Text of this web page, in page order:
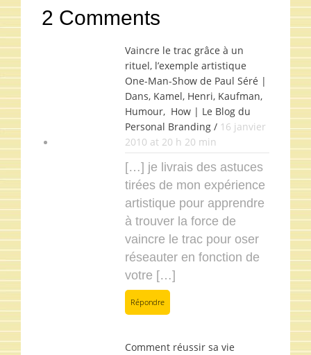
2 Comments
Vaincre le trac grâce à un
rituel, l’exemple artistique
One-Man-Show de Paul Séré |
Dans, Kamel, Henri, Kaufman,
Humour, How | Le Blog du
Personal Branding / 16 janvier
2010 at 20 h 20 min
[…] je livrais des astuces
tirées de mon expérience
artistique pour apprendre
à trouver la force de
vaincre le trac pour oser
réseauter en fonction de
votre […]
Répondre
Comment réussir sa vie